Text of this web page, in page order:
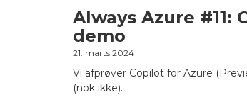
Always Azure
demo
21. marts 2024
Vi afprøver Copilot for Azure
(nok ikke).